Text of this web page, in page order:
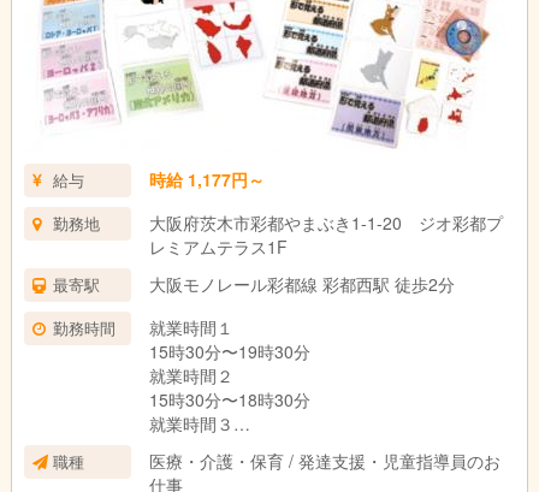
給与 時給 1,177円～
勤務地
大阪府茨木市彩都やまぶき1-1-20 ジオ彩都プ
レミアムテラス1F
最寄駅 大阪モノレール彩都線 彩都西駅 徒歩2分
勤務時間
就業時間１
15時30分〜19時30分
就業時間２
15時30分〜18時30分
就業時間３
＊就業日数・曜日は相談に応じます
職種
医療・介護・保育 / 発達支援・児童指導員のお
仕事